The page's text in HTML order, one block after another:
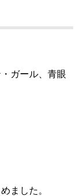
ガール、青眼
ました。